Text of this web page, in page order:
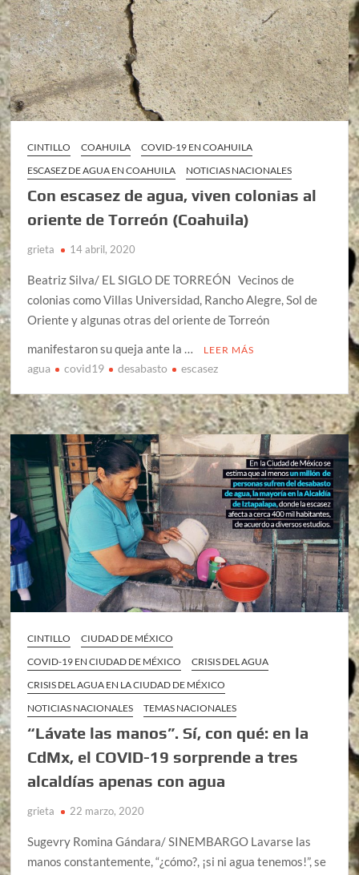
CINTILLO COAHUILA
COVID-19 EN COAHUILA
ESCASEZ DE AGUA EN COAHUILA
NOTICIAS NACIONALES
Con escasez de agua, viven colonias al
oriente de Torreón (Coahuila)
grieta 14 abril, 2020
Beatriz Silva/ EL SIGLO DE TORREÓN Vecinos de
colonias como Villas Universidad, Rancho Alegre, Sol de
Oriente y algunas otras del oriente de Torreón
manifestaron su queja ante la …
LEER MÁS
agua covid19 desabasto escasez
CINTILLO
CIUDAD DE MÉXICO
COVID-19 EN CIUDAD DE MÉXICO
CRISIS DEL AGUA
CRISIS DEL AGUA EN LA CIUDAD DE MÉXICO
NOTICIAS NACIONALES
TEMAS NACIONALES
“Lávate las manos”. Sí, con qué: en la
CdMx, el COVID-19 sorprende a tres
alcaldías apenas con agua
grieta 22 marzo, 2020
Sugevry Romina Gándara/ SINEMBARGO Lavarse las
manos constantemente, “¿cómo?, ¡si ni agua tenemos!”, se